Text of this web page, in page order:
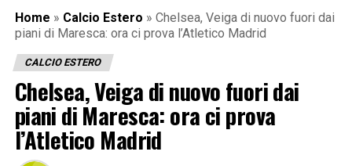
Home » Calcio Estero » Chelsea, Veiga di nuovo fuori dai
piani di Maresca: ora ci prova l’Atletico Madrid
CALCIO ESTERO
Chelsea, Veiga di nuovo fuori dai
piani di Maresca: ora ci prova
l’Atletico Madrid